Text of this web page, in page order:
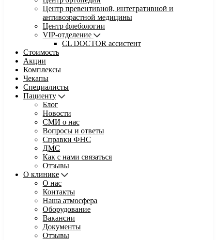
Центр превентивной, интегративной и
антивозрастной медицины
Центр флебологии
VIP-отделение
CL DOCTOR ассистент
Стоимость
Акции
Комплексы
Чекапы
Специалисты
Пациенту
Блог
Новости
СМИ о нас
Вопросы и ответы
Справки ФНС
ДМС
Как с нами связаться
Отзывы
О клинике
О нас
Контакты
Наша атмосфера
Оборудование
Вакансии
Документы
Отзывы